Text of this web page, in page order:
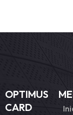
OPTIMUS
CARD